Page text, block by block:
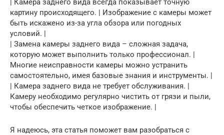
| Камера заднего вида всегда показывает точную
картину происходящего. | Изображение с камеры может
быть искажено из-за угла обзора или погодных
условий. |
| Замена камеры заднего вида – сложная задача,
которую может выполнить только профессионал. |
Многие неисправности камеры можно устранить
самостоятельно, имея базовые знания и инструменты. |
| Камера заднего вида не требует обслуживания. |
Камеру необходимо регулярно чистить от грязи и пыли,
чтобы обеспечить четкое изображение. |
Я надеюсь, эта статья поможет вам разобраться с